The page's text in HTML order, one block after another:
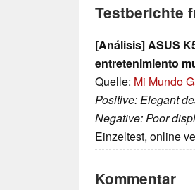
Testberichte
[Análisis] ASUS
entretenimiento
Quelle: Mi Mundo
Positive: Elegant
Negative: Poor
Einzeltest, online
Kommentar